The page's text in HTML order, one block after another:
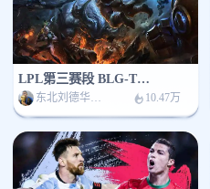
LPL第三赛段 BLG-TES
东北刘德华推单 10.47万